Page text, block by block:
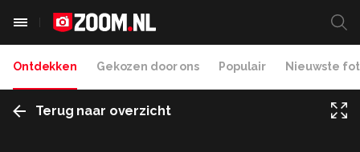
Ontdekken Gekozen door ons Populair Nieuwste
Terug naar overzicht